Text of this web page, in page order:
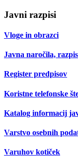
Javni razpisi
Vloge in obrazci
Javna naročila,
Register predpisov
Koristne telefonske
Katalog informacij
Varstvo osebnih
Varuhov kotiček